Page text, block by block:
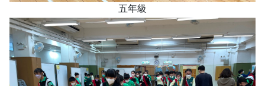
五年級